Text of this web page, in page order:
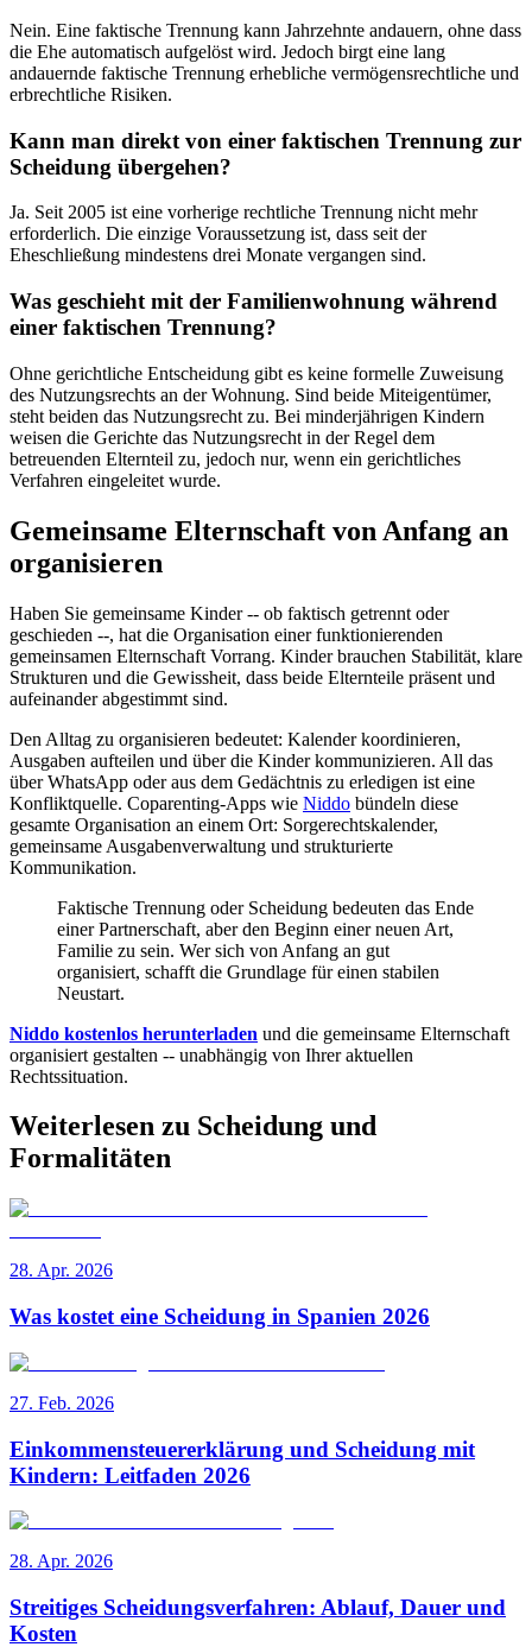
Nein. Eine faktische Trennung kann Jahrzehnte andauern, ohne dass
die Ehe automatisch aufgelöst wird. Jedoch birgt eine lang
andauernde faktische Trennung erhebliche vermögensrechtliche und
erbrechtliche Risiken.
Kann man direkt von einer faktischen Trennung zur
Scheidung übergehen?
Ja. Seit 2005 ist eine vorherige rechtliche Trennung nicht mehr
erforderlich. Die einzige Voraussetzung ist, dass seit der
Eheschließung mindestens drei Monate vergangen sind.
Was geschieht mit der Familienwohnung während
einer faktischen Trennung?
Ohne gerichtliche Entscheidung gibt es keine formelle Zuweisung
des Nutzungsrechts an der Wohnung. Sind beide Miteigentümer,
steht beiden das Nutzungsrecht zu. Bei minderjährigen Kindern
weisen die Gerichte das Nutzungsrecht in der Regel dem
betreuenden Elternteil zu, jedoch nur, wenn ein gerichtliches
Verfahren eingeleitet wurde.
Gemeinsame Elternschaft von Anfang an
organisieren
Haben Sie gemeinsame Kinder -- ob faktisch getrennt oder
geschieden --, hat die Organisation einer funktionierenden
gemeinsamen Elternschaft Vorrang. Kinder brauchen Stabilität, klare
Strukturen und die Gewissheit, dass beide Elternteile präsent und
aufeinander abgestimmt sind.
Den Alltag zu organisieren bedeutet: Kalender koordinieren,
Ausgaben aufteilen und über die Kinder kommunizieren. All das
über WhatsApp oder aus dem Gedächtnis zu erledigen ist eine
Konfliktquelle. Coparenting-Apps wie Niddo bündeln diese
gesamte Organisation an einem Ort: Sorgerechtskalender,
gemeinsame Ausgabenverwaltung und strukturierte
Kommunikation.
Faktische Trennung oder Scheidung bedeuten das Ende
einer Partnerschaft, aber den Beginn einer neuen Art,
Familie zu sein. Wer sich von Anfang an gut
organisiert, schafft die Grundlage für einen stabilen
Neustart.
Niddo kostenlos herunterladen und die gemeinsame Elternschaft
organisiert gestalten -- unabhängig von Ihrer aktuellen
Rechtssituation.
Weiterlesen zu Scheidung und
Formalitäten
28. Apr. 2026
Was kostet eine Scheidung in Spanien 2026
27. Feb. 2026
Einkommensteuererklärung und Scheidung mit
Kindern: Leitfaden 2026
28. Apr. 2026
Streitiges Scheidungsverfahren: Ablauf, Dauer und
Kosten